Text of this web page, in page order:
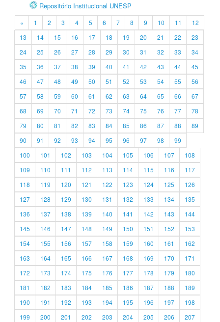
Repositório Institucional UNESP
« 1 2 3 4 5 6 7 8 9 10 11
12
13
14 15 16 17 18 19 20 21 22
23
24
25 26 27 28 29 30 31 32 33
34
35
36 37 38 39 40 41 42 43 44
45
46
47 48 49 50 51 52 53 54 55
56
57
58 59 60 61 62 63 64 65 66
67
68
69 70 71 72 73 74 75 76 77
78
79
80 81 82 83 84 85 86 87 88
89
90
91 92 93 94 95 96 97 98
99
100
101 102 103 104 105 106 107
108
109
110 111 112 113 114 115 116
117
118
119 120 121 122 123 124 125
126
127
128 129 130 131 132 133 134
135
136
137 138 139 140 141 142 143
144
145
146 147 148 149 150 151 152
153
154
155 156 157 158 159 160 161
162
163
164 165 166 167 168 169 170
171
172
173 174 175 176 177 178 179
180
181
182 183 184 185 186 187 188
189
190
191 192 193 194 195 196 197
198
199
200 201 202 203 204 205 206
207